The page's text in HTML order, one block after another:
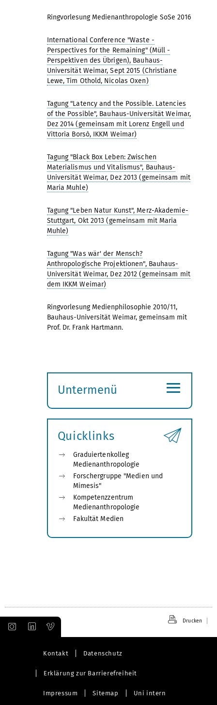
Ringvorlesung Medienanthropologie SoSe 2016
International Conference "Waste -
Perspectives for the Remaining" (Müll -
Perspektiven des Übrigen), Bauhaus-
Universität Weimar, Sept 2015 (Christiane
Lewe, Tim Othold, Nicolas Oxen)
Tagung "Latency and the Possible. Latencies
of the Possible", Bauhaus-Universität Weimar,
Dez 2014 (gemeinsam mit Lorenz Engell und
Vittoria Borsò, IKKM Weimar)
Tagung "Black Box Leben: Zwischen
Materialismus und Vitalismus", Bauhaus-
Universität Weimar, Dez 2013 (gemeinsam mit
Maria Muhle)
Tagung "Leben Natur Kunst", Merz-Akademie-
Stuttgart, Okt 2013 (gemeinsam mit Maria
Muhle)
Tagung "Was wär' der Mensch?
Anthropologische Projektionen", Bauhaus-
Universität Weimar, Dez 2012 (gemeinsam mit
dem IKKM Weimar)
Ringvorlesung Medienphilosophie 2010/11,
Bauhaus-Universität Weimar, gemeinsam mit
Prof. Dr. Frank Hartmann.
Untermenü
öffnen
≡
Quicklinks
Graduiertenkolleg
Medienanthropologie
Forschergruppe "Medien und
Mimesis"
Kompetenzzentrum
Medienanthropologie
Fakultät Medien
Drucken
Kontakt Datenschutz
Erklärung zur Barrierefreiheit
Impressum Sitemap Uni intern